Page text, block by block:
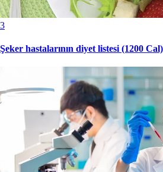
3
Şeker hastalarının diyet listesi (1200 Cal)